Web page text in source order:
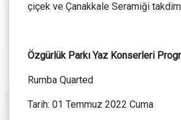
çiçek ve Çanakkale Seramiği
Özgürlük Parkı Yaz Konserleri
Rumba Quarted
Tarih: 01 Temmuz 2022 Cuma